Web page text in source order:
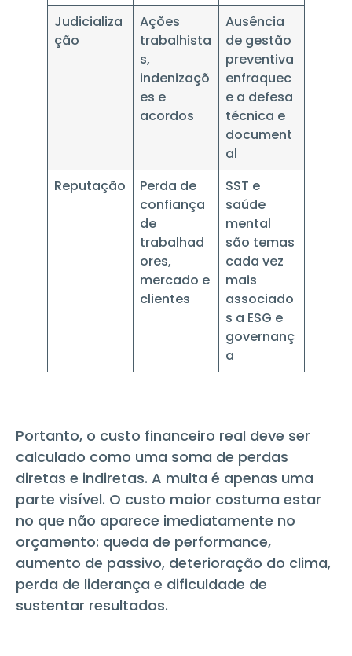
Judicializa
ção
Ações
trabalhista
s,
indenizaçõ
es e
acordos
Ausência
de gestão
preventiva
enfraquec
e a defesa
técnica e
document
al
Reputação
Perda de
confiança
de
trabalhad
ores,
mercado e
clientes
SST e
saúde
mental
são temas
cada vez
mais
associado
s a ESG e
governanç
a
Portanto, o custo financeiro real deve ser
calculado como uma soma de perdas
diretas e indiretas. A multa é apenas uma
parte visível. O custo maior costuma estar
no que não aparece imediatamente no
orçamento: queda de performance,
aumento de passivo, deterioração do clima,
perda de liderança e dificuldade de
sustentar resultados.